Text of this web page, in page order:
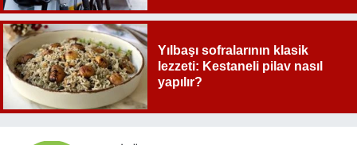
Yılbaşı sofralarının klasik
lezzeti: Kestaneli pilav nasıl
yapılır?